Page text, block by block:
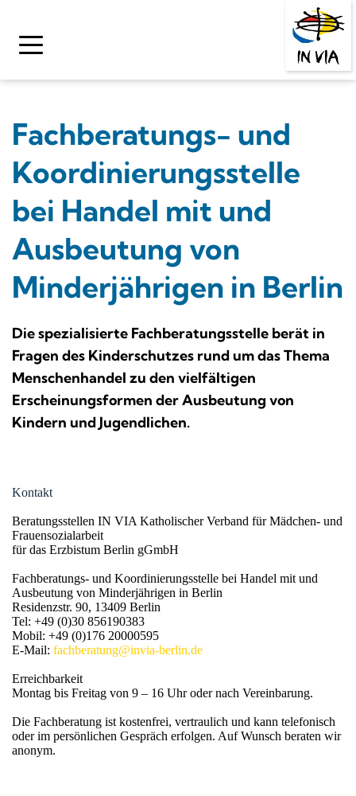
springen
Fachberatungs- und
Koordinierungsstelle
bei Handel mit und
Ausbeutung von
Minderjährigen in Berlin
Die spezialisierte Fachberatungsstelle berät in
Fragen des Kinderschutzes rund um das Thema
Menschenhandel zu den vielfältigen
Erscheinungsformen der Ausbeutung von
Kindern und Jugendlichen.
Kontakt
Beratungsstellen IN VIA Katholischer Verband für Mädchen- und
Frauensozialarbeit
für das Erzbistum Berlin gGmbH
Fachberatungs- und Koordinierungsstelle bei Handel mit und
Ausbeutung von Minderjährigen in Berlin
Residenzstr. 90, 13409 Berlin
Tel: +49 (0)30 856190383
Mobil: +49 (0)176 20000595
E-Mail: fachberatung@invia-berlin.de
Erreichbarkeit
Montag bis Freitag von 9 – 16 Uhr oder nach Vereinbarung.
Die Fachberatung ist kostenfrei, vertraulich und kann telefonisch
oder im persönlichen Gespräch erfolgen. Auf Wunsch beraten wir
anonym.